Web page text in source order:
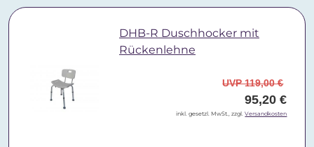
DHB-R Duschhocker mit
Rückenlehne
UVP 119,00 €
95,20 €
inkl. gesetzl. MwSt., zzgl.Versandkosten